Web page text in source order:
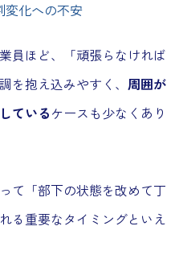
変化への不安
員ほど、「頑張らなければ
を抱え込みやすく、 周囲が
ているケースも少なくあり
て「部下の状態を改めて丁
る重要なタイミングといえ